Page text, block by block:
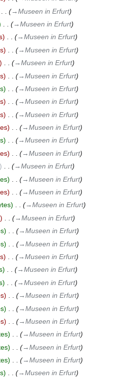
→‎Museen in Erfurt
→‎Museen in Erfurt
→‎Museen in Erfurt
→‎Museen in Erfurt
→‎Museen in Erfurt
→‎Museen in Erfurt
→‎Museen in Erfurt
→‎Museen in Erfurt
→‎Museen in Erfurt
→‎Museen in Erfurt
→‎Museen in Erfurt
→‎Museen in Erfurt
→‎Museen in Erfurt
→‎Museen in Erfurt
→‎Museen in Erfurt
→‎Museen in Erfurt
→‎Museen in Erfurt
→‎Museen in Erfurt
→‎Museen in Erfurt
→‎Museen in Erfurt
→‎Museen in Erfurt
→‎Museen in Erfurt
→‎Museen in Erfurt
→‎Museen in Erfurt
→‎Museen in Erfurt
→‎Museen in Erfurt
→‎Museen in Erfurt
→‎Museen in Erfurt
→‎Museen in Erfurt